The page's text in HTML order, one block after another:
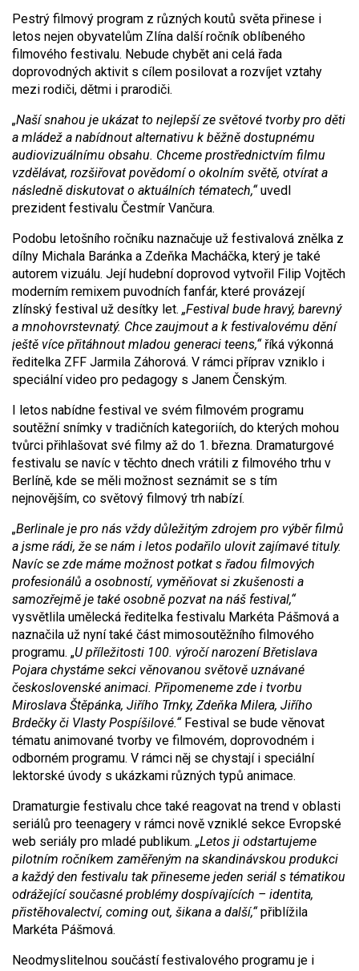
Pestrý filmový program z různých koutů světa přinese i
letos nejen obyvatelům Zlína další ročník oblíbeného
filmového festivalu. Nebude chybět ani celá řada
doprovodných aktivit s cílem posilovat a rozvíjet vztahy
mezi rodiči, dětmi i prarodiči.
„Naší snahou je ukázat to nejlepší ze světové tvorby pro děti
a mládež a nabídnout alternativu k běžně dostupnému
audiovizuálnímu obsahu. Chceme prostřednictvím filmu
vzdělávat, rozšiřovat povědomí o okolním světě, otvírat a
následně diskutovat o aktuálních tématech,“uvedl
prezident festivalu Čestmír Vančura.
Podobu letošního ročníku naznačuje už festivalová znělka z
dílny Michala Baránka a Zdeňka Macháčka, který je také
autorem vizuálu. Její hudební doprovod vytvořil Filip Vojtěch
moderním remixem puvodních fanfár, které provázejí
zlínský festival už desítky let. „Festival bude hravý, barevný
a mnohovrstevnatý. Chce zaujmout a k festivalovému dění
ještě více přitáhnout mladou generaci teens,“říká výkonná
ředitelka ZFF Jarmila Záhorová. V rámci příprav vzniklo i
speciální video pro pedagogy s Janem Čenským.
I letos nabídne festival ve svém filmovém programu
soutěžní snímky v tradičních kategoriích, do kterých mohou
tvůrci přihlašovat své filmy až do 1. března. Dramaturgové
festivalu se navíc v těchto dnech vrátili z filmového trhu v
Berlíně, kde se měli možnost seznámit se s tím
nejnovějším, co světový filmový trh nabízí.
„Berlinale je pro nás vždy důležitým zdrojem pro výběr filmů
a jsme rádi, že se nám i letos podařilo ulovit zajímavé tituly.
Navíc se zde máme možnost potkat s řadou filmových
profesionálů a osobností, vyměňovat si zkušenosti a
samozřejmě je také osobně pozvat na náš festival,“
vysvětlila umělecká ředitelka festivalu Markéta Pášmová a
naznačila už nyní také část mimosoutěžního filmového
programu. „U příležitosti 100. výročí narození Břetislava
Pojara chystáme sekci věnovanou světově uznávané
československé animaci. Připomeneme zde i tvorbu
Miroslava Štěpánka, Jiřího Trnky, Zdeňka Milera, Jiřího
Brdečky či Vlasty Pospíšilové.“ Festival se bude věnovat
tématu animované tvorby ve filmovém, doprovodném i
odborném programu. V rámci něj se chystají i speciální
lektorské úvody s ukázkami různých typů animace.
Dramaturgie festivalu chce také reagovat na trend v oblasti
seriálů pro teenagery v rámci nově vzniklé sekce Evropské
web seriály pro mladé publikum. „Letos ji odstartujeme
pilotním ročníkem zaměřeným na skandinávskou produkci
a každý den festivalu tak přineseme jeden seriál s tématikou
odrážející současné problémy dospívajících – identita,
přistěhovalectví, coming out, šikana a další,“přiblížila
Markéta Pášmová.
Neodmyslitelnou součástí festivalového programu je i